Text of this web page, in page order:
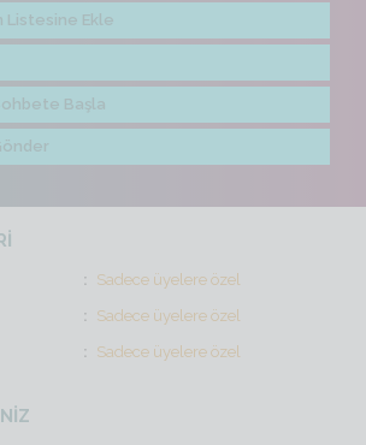
Listesine Ekle
Başla
Sadece üyelere özel
Sadece üyelere özel
Sadece üyelere özel